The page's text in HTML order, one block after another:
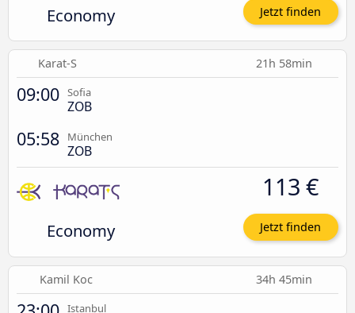
Economy Jetzt finden
Karat-S 21h 58min
09:00 Sofia
ZOB
05:58 München
ZOB
Economy
113 €
Jetzt finden
Kamil Koc 34h 45min
Istanbul